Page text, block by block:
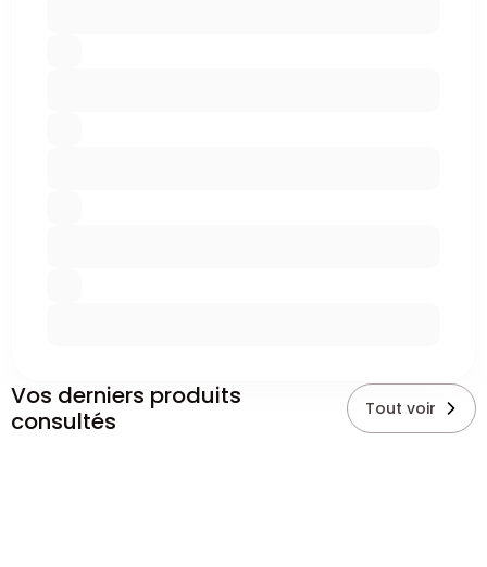
Vos derniers produits
consultés
Tout voir